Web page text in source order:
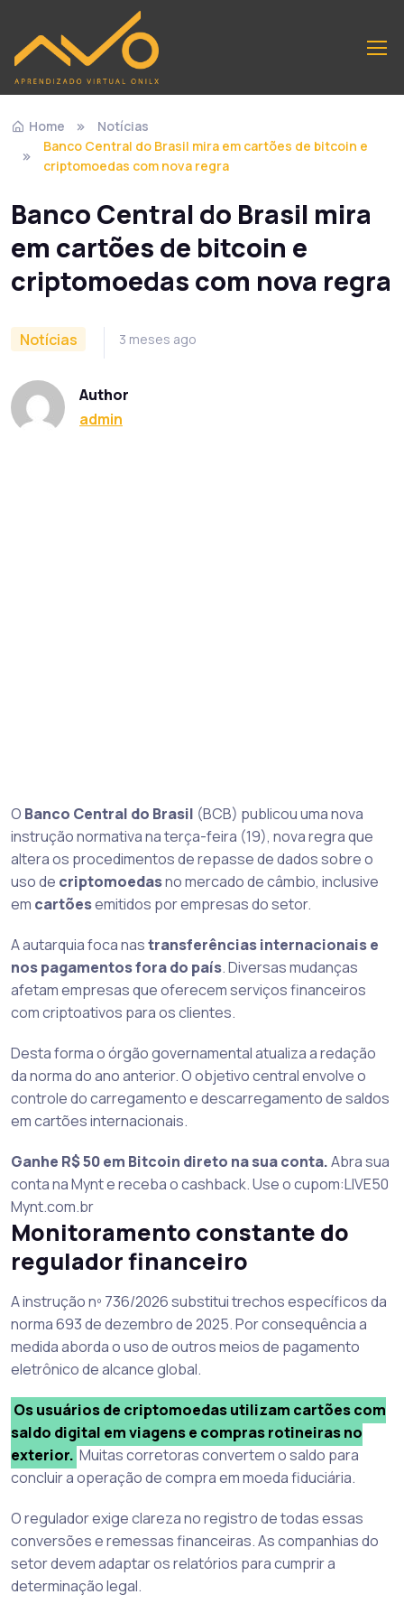
Home
Notícias
Banco Central do Brasil mira em cartões de bitcoin e
criptomoedas com nova regra
Banco Central do Brasil mira
em cartões de bitcoin e
criptomoedas com nova regra
Notícias 3 meses ago
Author
admin
O Banco Central do Brasil (BCB) publicou uma nova
instrução normativa na terça-feira (19), nova regra que
altera os procedimentos de repasse de dados sobre o
uso de criptomoedasno mercado de câmbio, inclusive
em cartõesemitidos por empresas do setor.
A autarquia foca nastransferências internacionais e
nos pagamentos fora do país. Diversas mudanças
afetam empresas que oferecem serviços financeiros
com criptoativos para os clientes.
Desta forma o órgão governamental atualiza a redação
da norma do ano anterior. O objetivo central envolve o
controle do carregamento e descarregamento de saldos
em cartões internacionais.
Ganhe R$ 50 em Bitcoin direto na sua conta.Abra sua
conta na Mynt e receba o cashback. Use o cupom:LIVE50
Mynt.com.br
Monitoramento constante do
regulador financeiro
A instrução nº 736/2026 substitui trechos específicos da
norma 693 de dezembro de 2025. Por consequência a
medida aborda o uso de outros meios de pagamento
eletrônico de alcance global.
Os usuários de criptomoedas utilizam cartões com
saldo digital em viagens e compras rotineiras no
exterior. Muitas corretoras convertem o saldo para
concluir a operação de compra em moeda fiduciária.
O regulador exige clareza no registro de todas essas
conversões e remessas financeiras. As companhias do
setor devem adaptar os relatórios para cumprir a
determinação legal.